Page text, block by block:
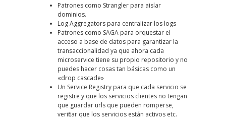
Patrones como Strangler para aislar
dominios.
Log Aggregators para centralizar los logs
Patrones como SAGA para orquestar el
acceso a base de datos para garantizar la
transaccionalidad ya que ahora cada
microservice tiene su propio repositorio y no
puedes hacer cosas tan básicas como un
«drop cascade»
Un Service Registry para que cada servicio se
registre y que los servicios clientes no tengan
que guardar urls que pueden romperse,
verificar que los servicios están activos etc.